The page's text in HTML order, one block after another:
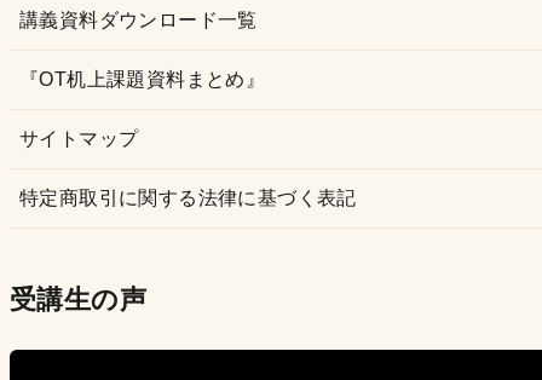
講義資料ダウンロード一覧
『OT机上課題資料まとめ』
サイトマップ
特定商取引に関する法律に基づく表記
受講生の声